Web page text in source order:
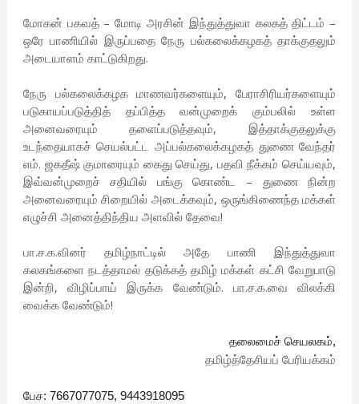
மோகன் பகவத் – மோடி அரசின் இந்துத்துவா கலகத் திட்டம் –
ஒரே பாணியில் இருப்பதை நேரு பல்கலைக்கழகத் தாக்குதலும்
அடையாளம் காட்டுகிறது.
நேரு பல்கலைக்கழக மாணவர்களையும், பேராசிரியர்களையும்
படுகாயப்படுத்தித் தப்பித்த வன்முறைக் கும்பலில் உள்ள
அனைவரையும் தளைப்படுத்தவும், இத்தாக்குதலுக்கு
உடந்தையாகச் செயல்பட்ட அப்பல்கலைக்கழகத் துணை வேந்தர்
எம். ஜகதீஷ் குமாரையும் கைது செய்து, பதவி நீக்கம் செய்யவும்,
இவ்வன்முறைச் சதியில் பங்கு கொண்ட – துணை நின்ற
அனைவரையும் சிறையில் அடைக்கவும், ஒருங்கிணைந்த மக்கள்
எழுச்சி அனைத்திந்திய அளவில் தேவை!
பா.ச.க.வினர் தமிழ்நாட்டில் அதே பாணி இந்துத்துவா
கலகங்களை நடத்தாமல் தடுக்கத் தமிழ் மக்கள் கட்சி வேறுபாடு
இன்றி, விழிப்பாய் இருக்க வேண்டும். பா.ச.க.வை விலக்கி
வைக்க வேண்டும்!
தலைமைச் செயலகம்,
தமிழ்த்தேசியப் பேரியக்கம்
பேச: 7667077075, 9443918095